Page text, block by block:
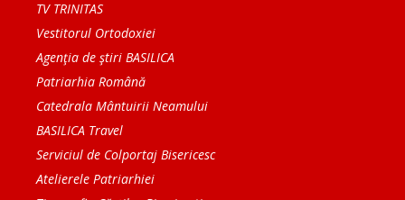
TV TRINITAS
Vestitorul Ortodoxiei
Agenţia de ştiri BASILICA
Patriarhia Română
Catedrala Mântuirii Neamului
BASILICA Travel
Serviciul de Colportaj Bisericesc
Atelierele Patriarhiei